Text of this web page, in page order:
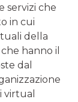
servizi che
in cui
della
hanno il
dal
virtual